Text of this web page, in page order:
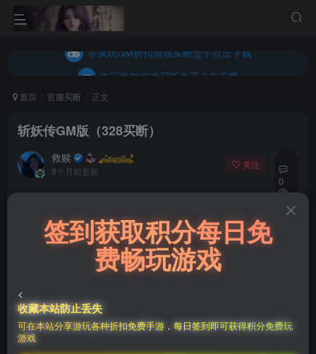
内玩折扣游戏买断盒子点击下载
内玩折扣游戏买断盒子点击下载
首页 官服买断 正文
斩妖传GM版（328买断）
救赎
8个月前更新
关注 私信
0
18
斩妖传GM版（328买断）
此内容为免费资源，请登录后查看
登录查看
签到获取积分每日免
费畅玩游戏
<
收藏本站防止丢失
可在本站分享游玩各种折扣免费手游，每日签到即可获得积分免费玩
游戏